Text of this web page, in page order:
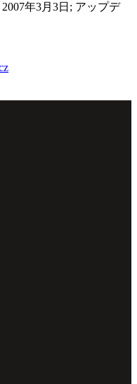
年3月3日; アップデ